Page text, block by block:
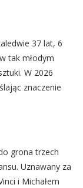
37 lat, 6
tak młodym
W 2026
znaczenie
grona trzech
Uznawany za
i Michałem